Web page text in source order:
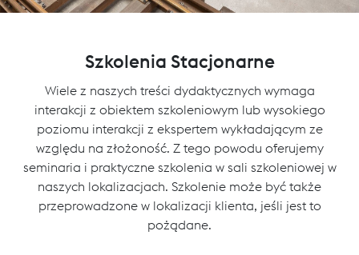
Szkolenia Stacjonarne
Wiele z naszych treści dydaktycznych wymaga
interakcji z obiektem szkoleniowym lub wysokiego
poziomu interakcji z ekspertem wykładającym ze
względu na złożoność. Z tego powodu oferujemy
seminaria i praktyczne szkolenia w sali szkoleniowej w
naszych lokalizacjach. Szkolenie może być także
przeprowadzone w lokalizacji klienta, jeśli jest to
pożądane.